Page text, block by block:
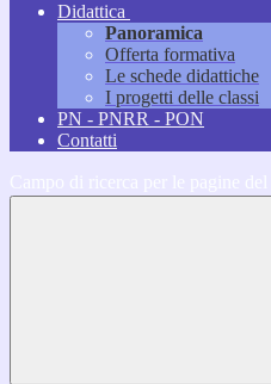
Didattica
Panoramica
Offerta formativa
Le schede didattiche
I progetti delle classi
PN - PNRR - PON
Contatti